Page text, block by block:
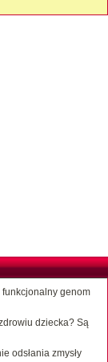
funkcjonalny genom
dziecka? Są
odsłania zmysły